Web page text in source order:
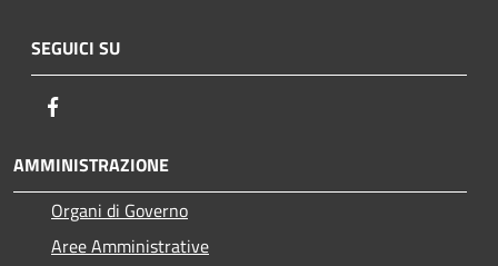
SEGUICI SU
AMMINISTRAZIONE
Organi di Governo
Aree Amministrative